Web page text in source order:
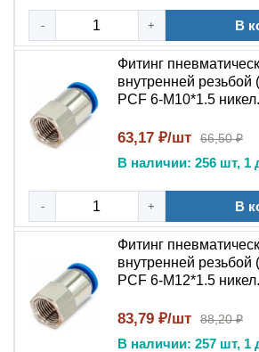
манжету фитинга и извлечь
Не прилагать чрезмерных
извлечении трубки.
При монтаже пневмофитинга важно
затяжки резьбового соединения,
данного типоразмера. Герметизация
достигается за счет равномерного
уплотнительного кольца .
FAQ
Какое максимальное
этот пневмофитинг?
Рабочее давление составляет
Атм), максимально допустимое
- + В
Фитинг
внутренней резьбой
PCF 6-M10*1.5
63,17 ₽/шт 66,50 ₽
В наличии: 256 шт, 1
- + В
Фитинг
внутренней резьбой
PCF 6-M12*1.5
83,79 ₽/шт 88,20 ₽
В наличии: 257 шт, 1